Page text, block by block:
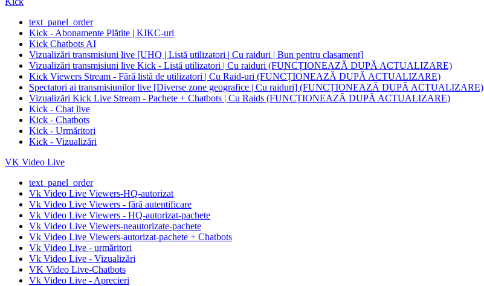
text_panel_order
Kick - Abonamente Plătite | KIKC-uri
Kick Chatbots AI
Vizualizări transmisiuni live [UHQ | Listă utilizatori | Cu raiduri | Bun pentru clasament]
Vizualizări transmisiuni live Kick - Listă utilizatori | Cu raiduri (FUNCȚIONEAZĂ DUPĂ ACTUALIZARE)
Kick Viewers Stream - Fără listă de utilizatori | Cu Raid-uri (FUNCȚIONEAZĂ DUPĂ ACTUALIZARE)
Spectatori ai transmisiunilor live [Diverse zone geografice | Cu raiduri] (FUNCȚIONEAZĂ DUPĂ ACTUALIZARE)
Vizualizări Kick Live Stream - Pachete + Chatbots | Cu Raids (FUNCȚIONEAZĂ DUPĂ ACTUALIZARE)
Kick - Chat live
Kick - Chatbots
Kick - Urmăritori
Kick - Vizualizări
VK Video Live
text_panel_order
Vk Video Live Viewers-HQ-autorizat
Vk Video Live Viewers - fără autentificare
Vk Video Live Viewers - HQ-autorizat-pachete
Vk Video Live Viewers-neautorizate-pachete
Vk Video Live Viewers-autorizat-pachete + Chatbots
Vk Video Live - urmăritori
Vk Video Live - Vizualizări
VK Video Live-Chatbots
Vk Video Live - Aprecieri